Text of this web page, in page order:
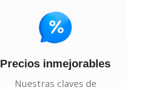
Precios inmejorables
Nuestras claves de